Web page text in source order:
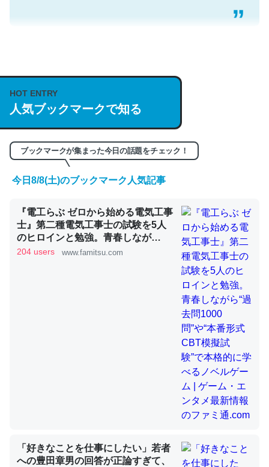
説してる記事が少ないので貴重な良記事。/続編来た
https://isobe324649.hatenablog.com/entry/2023/03/27
/064121
─GPTの仕組みと限界についての考察（１） - conceptualization
くらい。小説でいう「ずっと前の伏線」は回収されないけ
ど、短期記憶というには多い分量。進化すればするほど分
かりやすく強くなりそう
─GPTの仕組みと限界についての考察（１） - conceptualization
昆虫ってカルシウム少ないのか。知らんかった。調べたら
コオロギのカルシウム分はエビの600分の1程度。
─ニュース :: 【研究発表】昆虫学の大問題＝「昆虫はなぜ海にいな
論文では「淡水はカルシウムも酸素も不足してて両方に不
HOT ENTRY
人気ブックマークで知る
ブックマークが集まった今日の話題をチェック！
今日8/8(土)のブックマーク人気記事
『電工らぶ ゼロから始める電気工事
士』第二種電気工事士の試験を5人
のヒロインと勉強。青春しなが
ら“過去問1000問”や“本番形式CBT
204 users www.famitsu.com
「好きなことを仕事にしたい」若者
への豊田章男の回答が正論すぎて、